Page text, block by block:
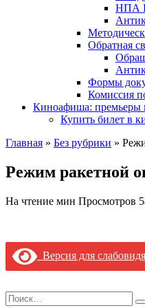
НПА
Обратная
Формы
Комиссия
Киноафиша: премьеры
Купить билет в
Главная » Без рубрики »
Режим ракетной
На чтение мин Просмотров
Версия для
Search